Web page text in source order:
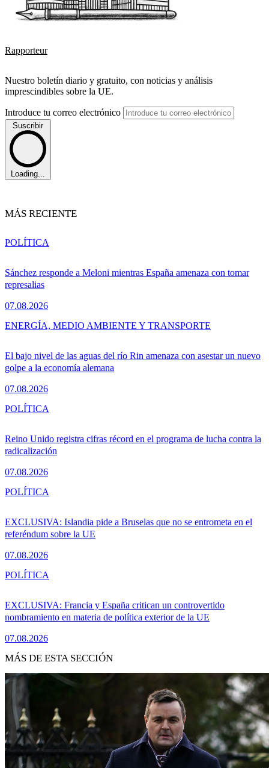
Rapporteur
Nuestro boletín diario y gratuito, con noticias y análisis
imprescindibles sobre la UE.
Introduce tu correo electrónico
Suscribir
Loading...
MÁS RECIENTE
Sánchez responde a Meloni mientras España amenaza con tomar
represalias
07.08.2026
POLÍTICA
El bajo nivel de las aguas del río Rin amenaza con asestar un nuevo
golpe a la economía alemana
07.08.2026
ENERGÍA, MEDIO AMBIENTE Y TRANSPORTE
Reino Unido registra cifras récord en el programa de lucha contra la
radicalización
07.08.2026
POLÍTICA
EXCLUSIVA: Islandia pide a Bruselas que no se entrometa en el
referéndum sobre la UE
07.08.2026
POLÍTICA
EXCLUSIVA: Francia y España critican un controvertido
nombramiento en materia de política exterior de la UE
07.08.2026
POLÍTICA
MÁS DE ESTA SECCIÓN